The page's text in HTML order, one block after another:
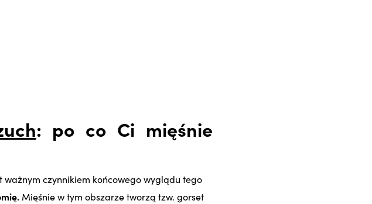
: po co Ci mięśnie
czynnikiem końcowego wyglądu tego
Mięśnie w tym obszarze tworzą tzw. gorset